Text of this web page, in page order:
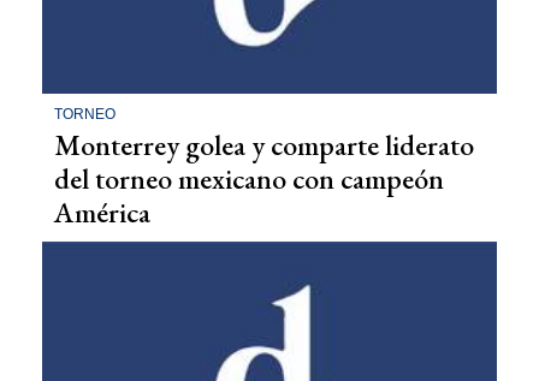
TORNEO
Monterrey golea y comparte liderato
del torneo mexicano con campeón
América